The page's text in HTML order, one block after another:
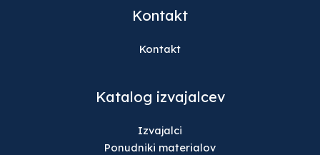
Kontakt
Kontakt
Katalog izvajalcev
Izvajalci
Ponudniki materialov